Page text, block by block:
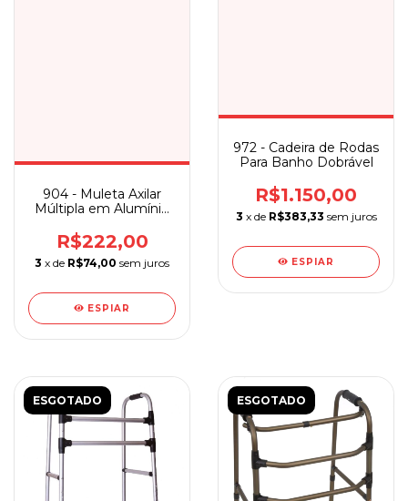
904 - Muleta Axilar
Múltipla em Alumínio
R$222,00
3 x de R$74,00 sem juros
ESPIAR
972 - Cadeira de Rodas
Para Banho Dobrável
R$1.150,00
3 x de R$383,33 sem juros
ESPIAR
ESGOTADO ESGOTADO